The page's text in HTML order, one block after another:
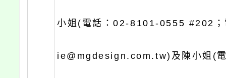
小姐(電話：02-8101-0555 #202
ie@mgdesign.com.tw)及陳小姐(